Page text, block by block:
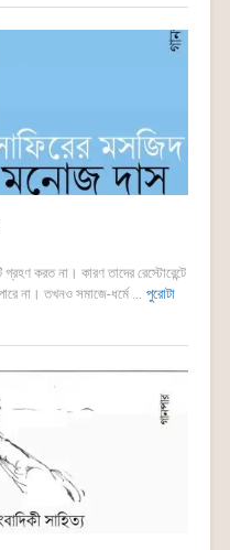
করত না। কারণ তাদের রেস্টোরেন্টে
না। তখনও সমাজে-ধর্মে ... পুরোটা